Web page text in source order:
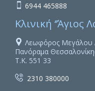
 6944 465888
Κλινική ‘’Άγιος
 Λεωφόρος Μεγάλου
Πανόραμα
Τ.Κ. 551 33
 2310 380000